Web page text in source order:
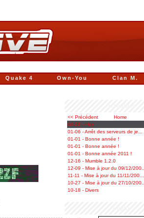
Clan M.
Own-You
Quake 4
<< Précédent Home
04-28 - Hey
01-06 - Arrêt des serveurs de je...
01-01 - Bonne année !
01-01 - Bonne année !
01-01 - Bonne année 2011 !
12-16 - Mumble 1.2.0
12-09 - Mise à jour du 09/12/200...
11-11 - Mise à jour du 11/11/200...
10-27 - Mise à jour du 27/10/200...
10-18 - Divers